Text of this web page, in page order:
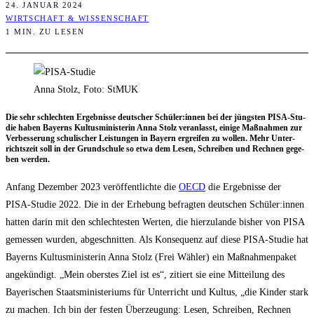
24. JANUAR 2024
WIRTSCHAFT & WISSENSCHAFT
1 MIN. ZU LESEN
Anna Stolz, Foto: StMUK
Die sehr schlech­ten Ergeb­nis­se deut­scher Schüler:innen bei der jüngs­ten PISA-Stu­
die haben Bay­erns Kul­tus­mi­nis­te­rin Anna Stolz ver­an­lasst, eini­ge Maß­nah­men zur
Ver­bes­se­rung schu­li­scher Leis­tun­gen in Bay­ern ergrei­fen zu wol­len. Mehr Unter­
richts­zeit soll in der Grund­schu­le so etwa dem Lesen, Schrei­ben und Rech­nen gege­
ben werden.
Anfang Dezem­ber 2023 ver­öf­fent­lich­te die OECD die Ergeb­nis­se der
PISA-Stu­die 2022. Die in der Erhe­bung befrag­ten deut­schen Schüler:innen
hat­ten dar­in mit den schlech­tes­ten Wer­ten, die hier­zu­lan­de bis­her von PISA
gemes­sen wur­den, abge­schnit­ten. Als Kon­se­quenz auf die­se PISA-Stu­die hat
Bay­erns Kul­tus­mi­nis­te­rin Anna Stolz (Frei Wäh­ler) ein Maß­nah­men­pa­ket
ange­kün­digt. „Mein obers­tes Ziel ist es“, zitiert sie eine Mit­tei­lung des
Baye­ri­schen Staats­mi­nis­te­ri­ums für Unter­richt und Kul­tus, „die Kin­der stark
zu machen. Ich bin der fes­ten Über­zeu­gung: Lesen, Schrei­ben, Rech­nen